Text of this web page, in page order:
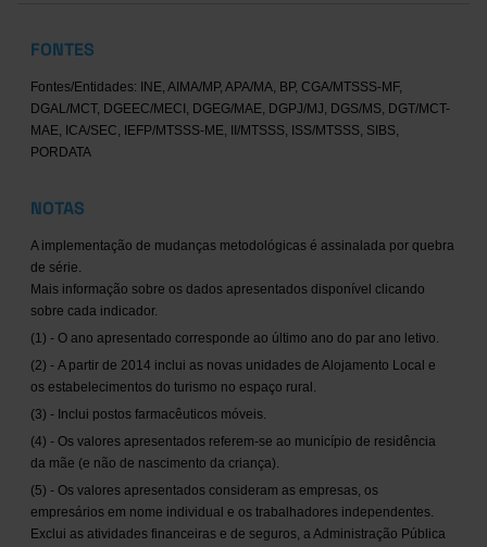
FONTES
Fontes/Entidades: INE, AIMA/MP, APA/MA, BP, CGA/MTSSS-MF,
DGAL/MCT, DGEEC/MECI, DGEG/MAE, DGPJ/MJ, DGS/MS, DGT/MCT-
MAE, ICA/SEC, IEFP/MTSSS-ME, II/MTSSS, ISS/MTSSS, SIBS,
PORDATA
NOTAS
A implementação de mudanças metodológicas é assinalada por quebra
de série.
Mais informação sobre os dados apresentados disponível clicando
sobre cada indicador.
(1) - O ano apresentado corresponde ao último ano do par ano letivo.
(2) - A partir de 2014 inclui as novas unidades de Alojamento Local e
os estabelecimentos do turismo no espaço rural.
(3) - Inclui postos farmacêuticos móveis.
(4) - Os valores apresentados referem-se ao município de residência
da mãe (e não de nascimento da criança).
(5) - Os valores apresentados consideram as empresas, os
empresários em nome individual e os trabalhadores independentes.
Exclui as atividades financeiras e de seguros, a Administração Pública